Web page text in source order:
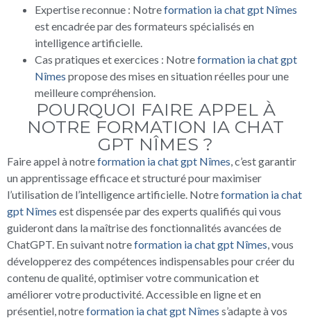
Expertise reconnue : Notreformation ia chat gpt Nîmes
est encadrée par des formateurs spécialisés en
intelligence artificielle.
Cas pratiques et exercices : Notreformation ia chat gpt
Nîmes propose des mises en situation réelles pour une
meilleure compréhension.
POURQUOI FAIRE APPEL À
NOTRE FORMATION IA CHAT
GPT NÎMES ?
Faire appel à notreformation ia chat gpt Nîmes , c’est garantir
un apprentissage efficace et structuré pour maximiser
l’utilisation de l’intelligence artificielle. Notreformation ia chat
gpt Nîmes est dispensée par des experts qualifiés qui vous
guideront dans la maîtrise des fonctionnalités avancées de
ChatGPT. En suivant notreformation ia chat gpt Nîmes , vous
développerez des compétences indispensables pour créer du
contenu de qualité, optimiser votre communication et
améliorer votre productivité. Accessible en ligne et en
présentiel, notreformation ia chat gpt Nîmes s’adapte à vos